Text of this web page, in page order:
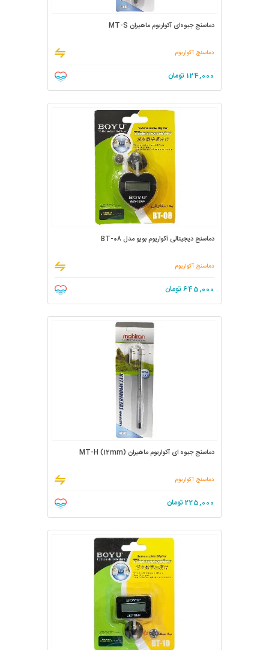
دماسنج جیوه‌ای آکواریوم ماهیران MT-S
دماسنج آکواریوم
124,000 تومان
دماسنج دیجیتالی آکواریوم بویو مدل BT-08
دماسنج آکواریوم
645,000تومان
دماسنج جیوه ای آکواریوم ماهیران MT-H (12mm)
دماسنج آکواریوم
225,000تومان